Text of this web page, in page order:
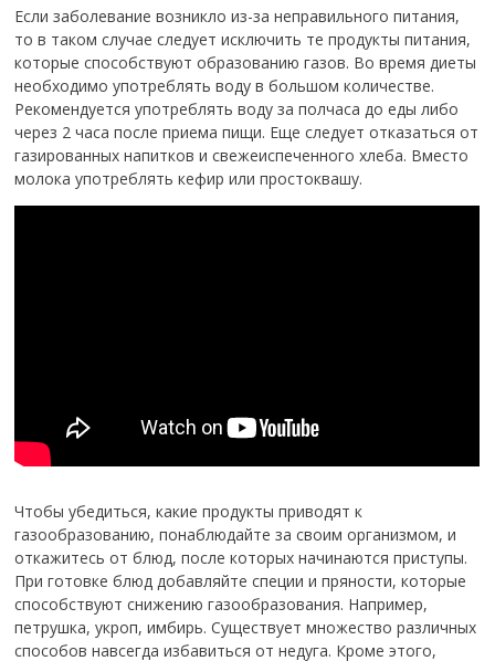
Если заболевание возникло из-за неправильного питания,
то в таком случае следует исключить те продукты питания,
которые способствуют образованию газов. Во время диеты
необходимо употреблять воду в большом количестве.
Рекомендуется употреблять воду за полчаса до еды либо
через 2 часа после приема пищи. Еще следует отказаться от
газированных напитков и свежеиспеченного хлеба. Вместо
молока употреблять кефир или простоквашу.
Чтобы убедиться, какие продукты приводят к
газообразованию, понаблюдайте за своим организмом, и
откажитесь от блюд, после которых начинаются приступы.
При готовке блюд добавляйте специи и пряности, которые
способствуют снижению газообразования. Например,
петрушка, укроп, имбирь. Существует множество различных
способов навсегда избавиться от недуга. Кроме этого,